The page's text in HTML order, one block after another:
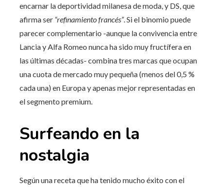
encarnar la deportividad milanesa de moda, y DS, que
afirma ser “refinamiento francés”. Si el binomio puede
parecer complementario -aunque la convivencia entre
Lancia y Alfa Romeo nunca ha sido muy fructífera en
las últimas décadas- combina tres marcas que ocupan
una cuota de mercado muy pequeña (menos del 0,5 %
cada una) en Europa y apenas mejor representadas en
el segmento premium.
Surfeando en la
nostalgia
Según una receta que ha tenido mucho éxito con el